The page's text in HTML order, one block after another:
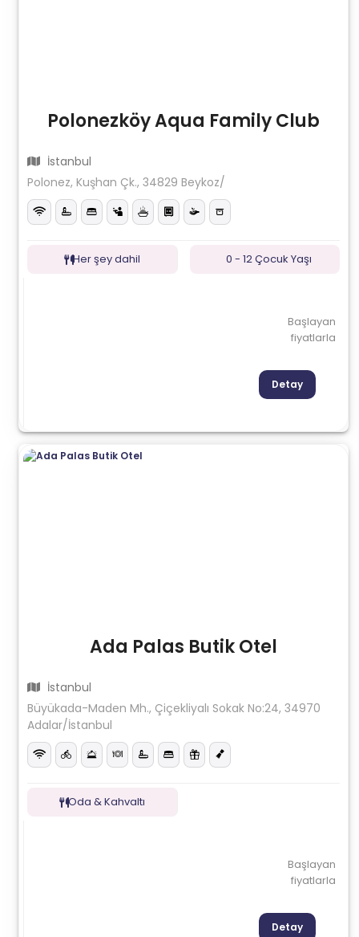
Polonezköy Aqua Family Club
İstanbul
Polonez, Kuşhan Çk., 34829 Beykoz/
Her şey dahil 0 - 12 Çocuk Yaşı
Başlayan
fiyatlarla
Detay
Ada Palas Butik Otel
İstanbul
Büyükada-Maden Mh., Çiçekliyalı Sokak No:24, 34970
Adalar/İstanbul
Oda & Kahvaltı
Başlayan
fiyatlarla
Detay